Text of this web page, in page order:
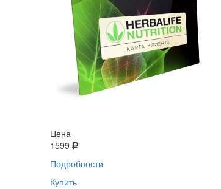
Цена
1599
Подробности
Купить